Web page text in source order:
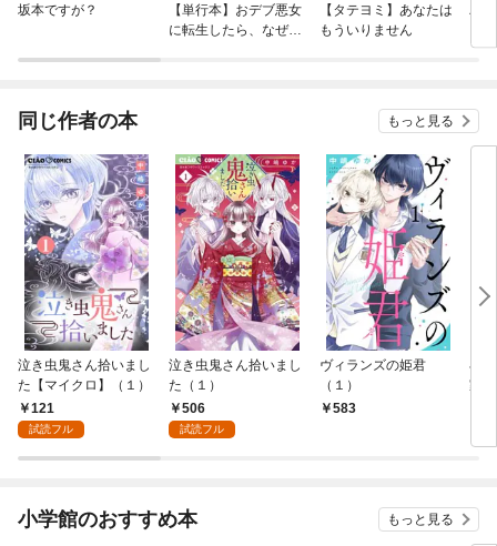
坂本ですが？
【単行本】おデブ悪女
に転生したら、なぜか
【タテヨミ】あなたは
もういりません
バ
今
同じ作者の本 もっと見る
泣き虫鬼さん拾いまし
た【マイクロ】（１）
121
試読フル
泣き虫鬼さん拾いまし
た（１）
506
試読フル
ヴィランズの姫君
（１）
583
小
家
小学館のおすすめ本 もっと見る